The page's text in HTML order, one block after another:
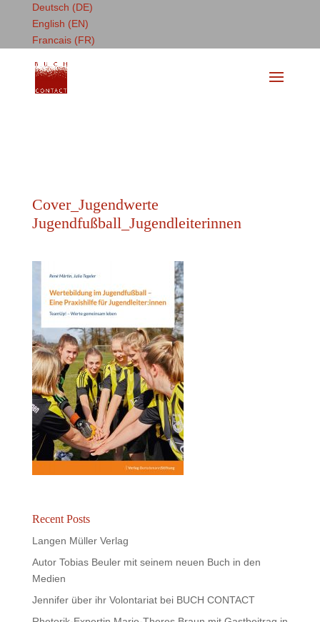
Deutsch (DE)
English (EN)
Francais (FR)
Cover_Jugendwerte
Jugendfußball_Jugendleiterinnen
Recent Posts
Langen Müller Verlag
Autor Tobias Beuler mit seinem neuen Buch in den
Medien
Jennifer über ihr Volontariat bei BUCH CONTACT